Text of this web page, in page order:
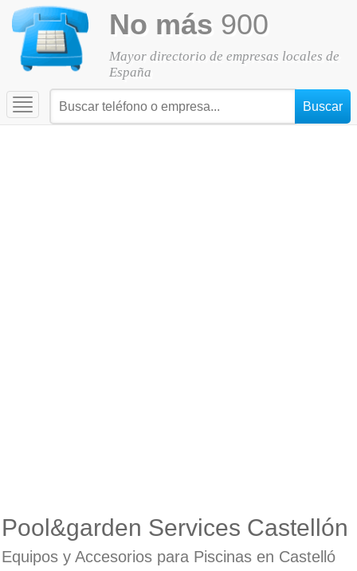
No más 900
Mayor directorio de empresas locales de
España
Toggle
navigation
Pool&garden Services Castellón
Equipos y Accesorios para Piscinas en Castelló